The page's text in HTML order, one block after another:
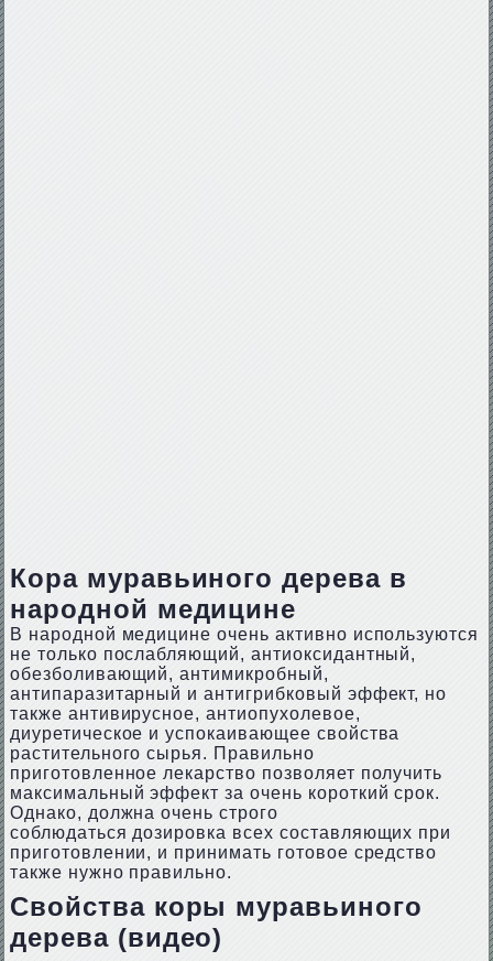
Кора муравьиного дерева в
народной медицине
В народной медицине очень активно используются
не только послабляющий, антиоксидантный,
обезболивающий, антимикробный,
антипаразитарный и антигрибковый эффект, но
также антивирусное, антиопухолевое,
диуретическое и успокаивающее свойства
растительного сырья. Правильно
приготовленное лекарство позволяет получить
максимальный эффект за очень короткий срок.
Однако, должна очень строго
соблюдаться дозировка всех составляющих при
приготовлении, и принимать готовое средство
также нужно правильно.
Свойства коры муравьиного
дерева (видео)